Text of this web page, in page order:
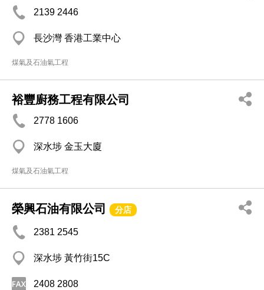
2139 2446
長沙灣 香港工業中心
煤氣及石油氣工程
裕豐廚務工程有限公司
2778 1606
深水埗 金玉大廈
煤氣及石油氣工程
榮興石油有限公司 分店
2381 2545
深水埗 黃竹街15C
2408 2808